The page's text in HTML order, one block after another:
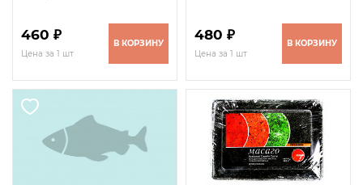
460 ₽
Цена за 1 шт
В КОРЗИНУ
480 ₽
Цена за 1 шт
В КОРЗИНУ